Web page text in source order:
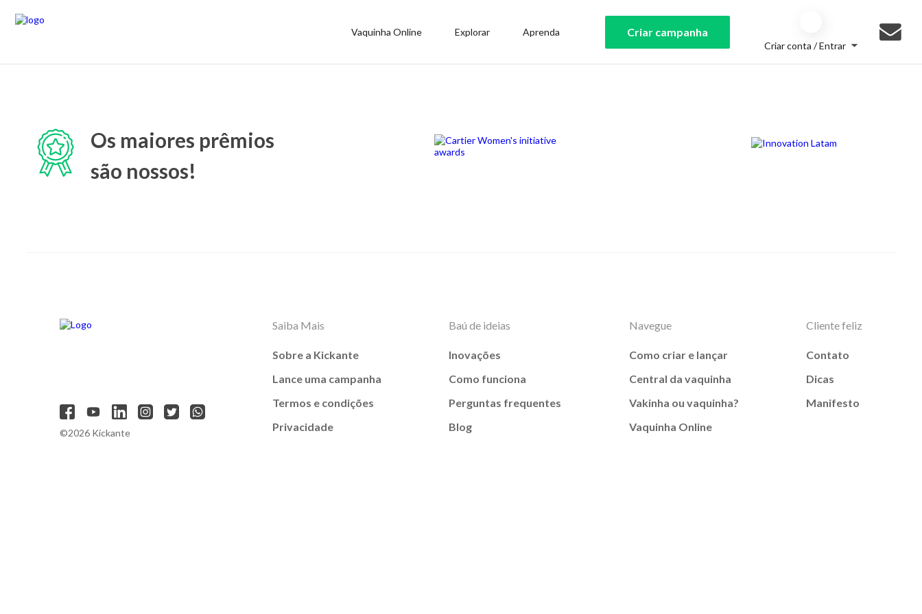
Vaquinha Online Explorar Aprenda Criar campanha
Criar conta / Entrar
Os maiores prêmios
são nossos!
©2026 Kickante
Saiba Mais
Sobre a Kickante
Lance uma campanha
Termos e condições
Privacidade
Baú de ideias
Inovações
Como funciona
Perguntas frequentes
Blog
Navegue
Como criar e lançar
Central da vaquinha
Vakinha ou vaquinha?
Vaquinha Online
Cliente feliz
Contato
Dicas
Manifesto